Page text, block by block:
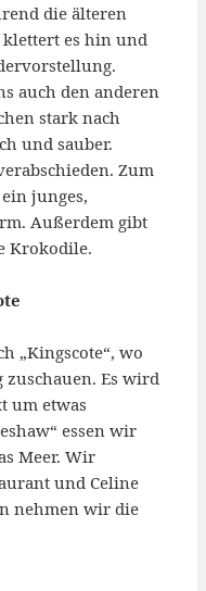
die älteren
es hin und
auch den anderen
stark nach
und sauber.
Zum
junges,
Außerdem gibt
Krokodile.
„Kingscote“, wo
Es wird
um etwas
essen wir
Meer. Wir
und Celine
nehmen wir die